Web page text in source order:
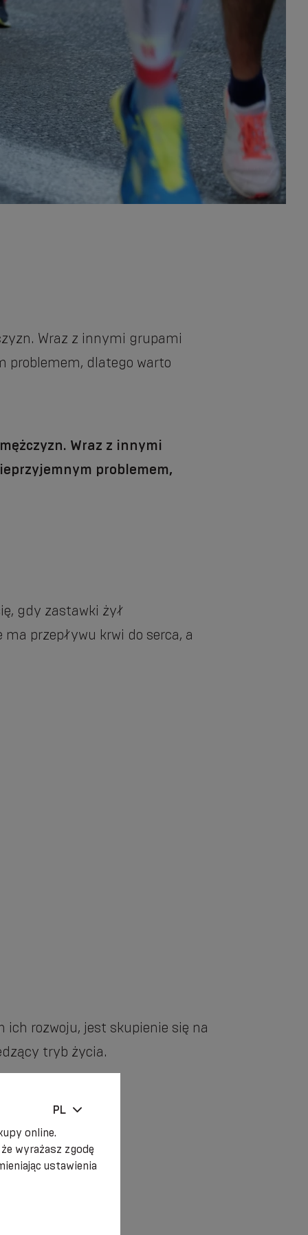
Wraz z innymi grupami
problemem, dlatego warto
Wraz z innymi
problemem,
gdy zastawki żył
przepływu krwi do serca, a
rozwoju, jest skupienie się na
tryb życia.
PL
online.
wyrażasz zgodę
ustawienia